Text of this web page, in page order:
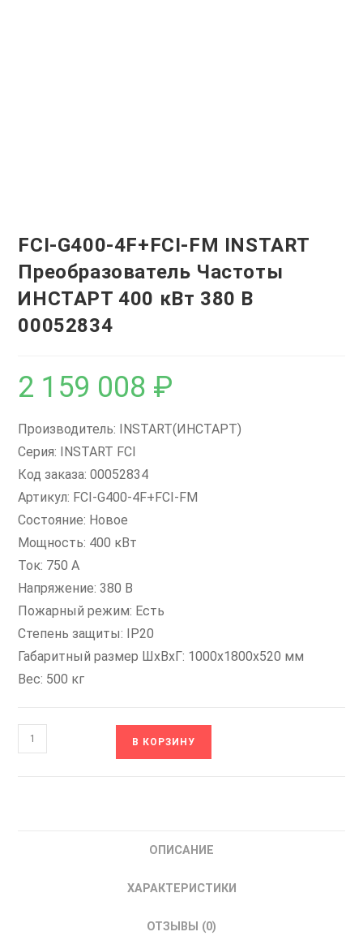
FCI-G400-4F+FCI-FM INSTART
Преобразователь Частоты
ИНСТАРТ 400 кВт 380 В
00052834
2 159 008 ₽
Производитель: INSTART(ИНСТАРТ)
Серия: INSTART FCI
Код заказа: 00052834
Артикул: FCI-G400-4F+FCI-FM
Состояние: Новое
Мощность: 400 кВт
Ток: 750 А
Напряжение: 380 В
Пожарный режим: Есть
Степень защиты: IP20
Габаритный размер ШхВхГ: 1000х1800х520 мм
Вес: 500 кг
Количество
товара
В КОРЗИНУ
ОПИСАНИЕ
ХАРАКТЕРИСТИКИ
ОТЗЫВЫ (0)